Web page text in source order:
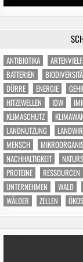
ANTIBIOTIKA
BATTERIEN
DÜRRE
ENERGIE
HITZEWELLEN
IDW
KLIMASCHUTZ
LANDNUTZUNG
MENSCH
NACHHALTIGKEIT
PROTEINE
RESSOURCEN
UNTERNEHMEN
WALD
WÄLDER
ZELLEN